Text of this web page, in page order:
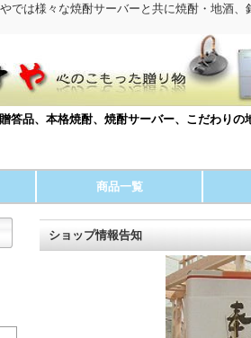
では様々な焼酎サーバーと共に焼酎・地酒
答品、本格焼酎、焼酎サーバー、こだわり
商品一覧
ショップ情報告知